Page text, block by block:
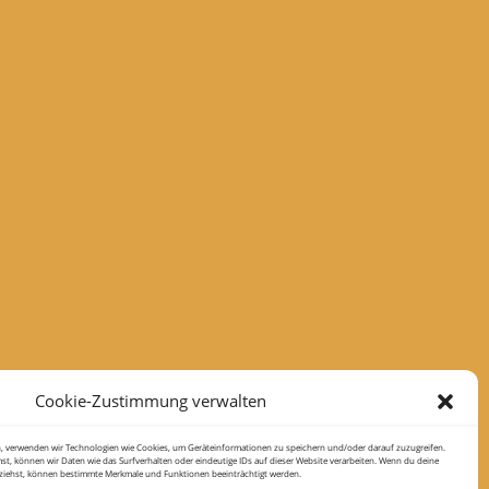
Cookie-Zustimmung verwalten
verwenden wir Technologien wie Cookies, um Geräteinformationen zu speichern und/oder darauf zuzugreifen.
können wir Daten wie das Surfverhalten oder eindeutige IDs auf dieser Website verarbeiten. Wenn du deine
können bestimmte Merkmale und Funktionen beeinträchtigt werden.